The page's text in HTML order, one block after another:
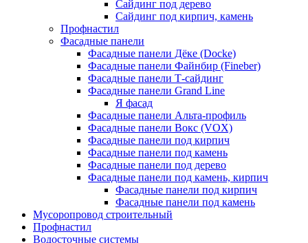
Сайдинг под дерево
Сайдинг под кирпич, камень
Профнастил
Фасадные панели
Фасадные панели Дёке (Docke)
Фасадные панели Файнбир (Fineber)
Фасадные панели Т-сайдинг
Фасадные панели Grand Line
Я фасад
Фасадные панели Альта-профиль
Фасадные панели Вокс (VOX)
Фасадные панели под кирпич
Фасадные панели под камень
Фасадные панели под дерево
Фасадные панели под камень, кирпич
Фасадные панели под кирпич
Фасадные панели под камень
Мусоропровод строительный
Профнастил
Водосточные системы